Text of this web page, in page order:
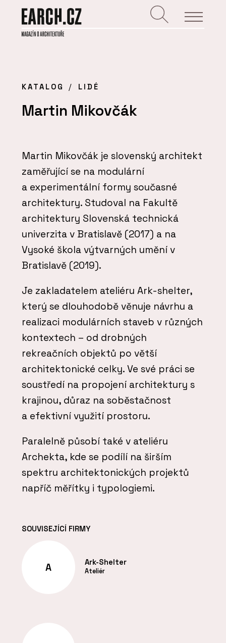
KATALOG LIDÉ
Martin Mikovčák
Martin Mikovčák je slovenský architekt
zaměřující se na modulární
a experimentální formy současné
architektury. Studoval na Fakultě
architektury Slovenská technická
univerzita v Bratislavě (2017) a na
Vysoké škola výtvarných umění v
Bratislavě (2019).
Je zakladatelem ateliéru Ark-shelter,
který se dlouhodobě věnuje návrhu a
realizaci modulárních staveb v různých
kontextech – od drobných
rekreačních objektů po větší
architektonické celky. Ve své práci se
soustředí na propojení architektury s
krajinou, důraz na soběstačnost
a efektivní využití prostoru.
Paralelně působí také v ateliéru
Archekta, kde se podílí na širším
spektru architektonických projektů
napříč měřítky i typologiemi.
SOUVISEJÍCÍ FIRMY
A Ark-Shelter
Ateliér